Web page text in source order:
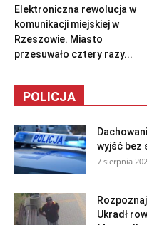
Elektroniczna rewolucja w
komunikacji miejskiej w
Rzeszowie. Miasto
przesuwało cztery razy...
POLICJA
wyjść bez
7 sierpnia
Ukradł